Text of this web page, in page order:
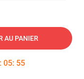
AU PANIER
: 05: 54